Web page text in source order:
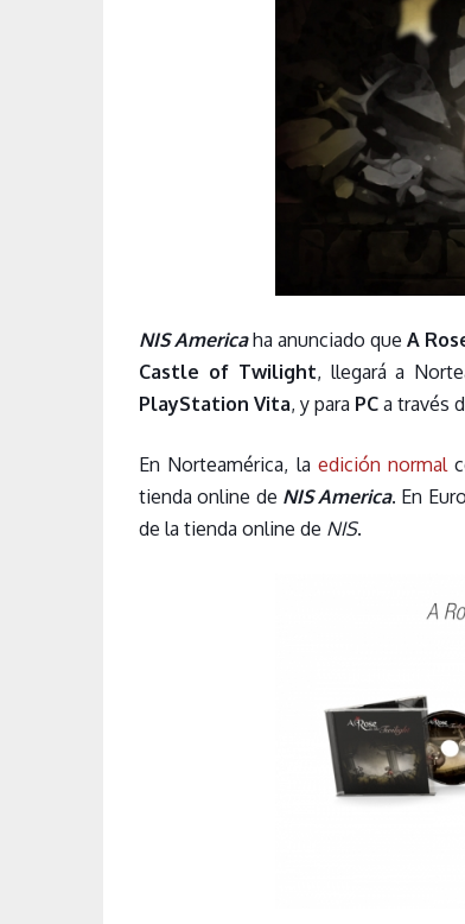
NIS Americaha anunciado queA
Castle of Twilight, llegará a
PlayStation Vita, y para PC a través
En Norteamérica, la edición normal
tienda online de NIS America. En
de la tienda online de NIS.